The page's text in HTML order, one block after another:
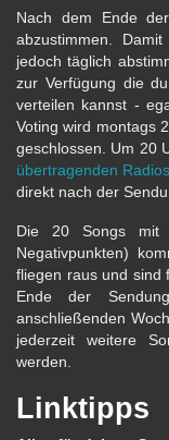
Nach dem Ende
abzustimmen.
jedoch täglich
zur Verfügung die
verteilen kannst -
Voting wird montags
geschlossen. Um 20
übertragenden
direkt nach der
Die 20 Songs mit
Negativpunkten)
fliegen raus und sind
Ende der
anschließenden
jederzeit weitere
werden.
Linktipps